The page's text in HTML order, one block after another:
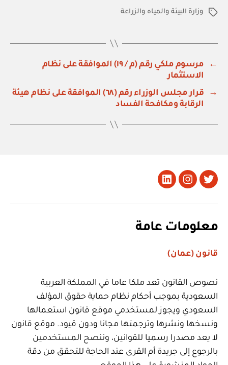
الوسوموزارة البيئة والمياه والزراعة
←
مرسوم ملكي رقم (م / ١٩) الموافقة على نظام
الاستثمار
→
قرار مجلس الوزراء رقم (٦٨) الموافقة على نظام هيئة
الرقابة ومكافحة الفساد
تويتر Instagram
LinkedIn
معلومات عامة
قانون (عمان)
نصوص القانون تعد ملكا عاما في المملكة العربية
السعودية بموجب أحكام نظام حماية حقوق المؤلف
السعودي ويجوز لمستخدمي موقع قانون استعمالها
ونسخها ونشرها وترجمتها مجانا ودون قيود. موقع قانون
لا يعد مصدرا رسميا للقوانين، وننصح المستخدمين
بالرجوع إلى جريدة أم القرى عند الحاجة للتحقق من دقة